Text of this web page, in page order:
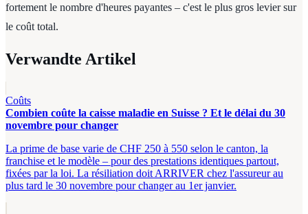
fortement le nombre d'heures payantes – c'est le plus gros levier sur
le coût total.
Verwandte Artikel
Coûts
Combien coûte la caisse maladie en Suisse ? Et le délai du 30
novembre pour changer
La prime de base varie de CHF 250 à 550 selon le canton, la
franchise et le modèle – pour des prestations identiques partout,
fixées par la loi. La résiliation doit ARRIVER chez l'assureur au
plus tard le 30 novembre pour changer au 1er janvier.